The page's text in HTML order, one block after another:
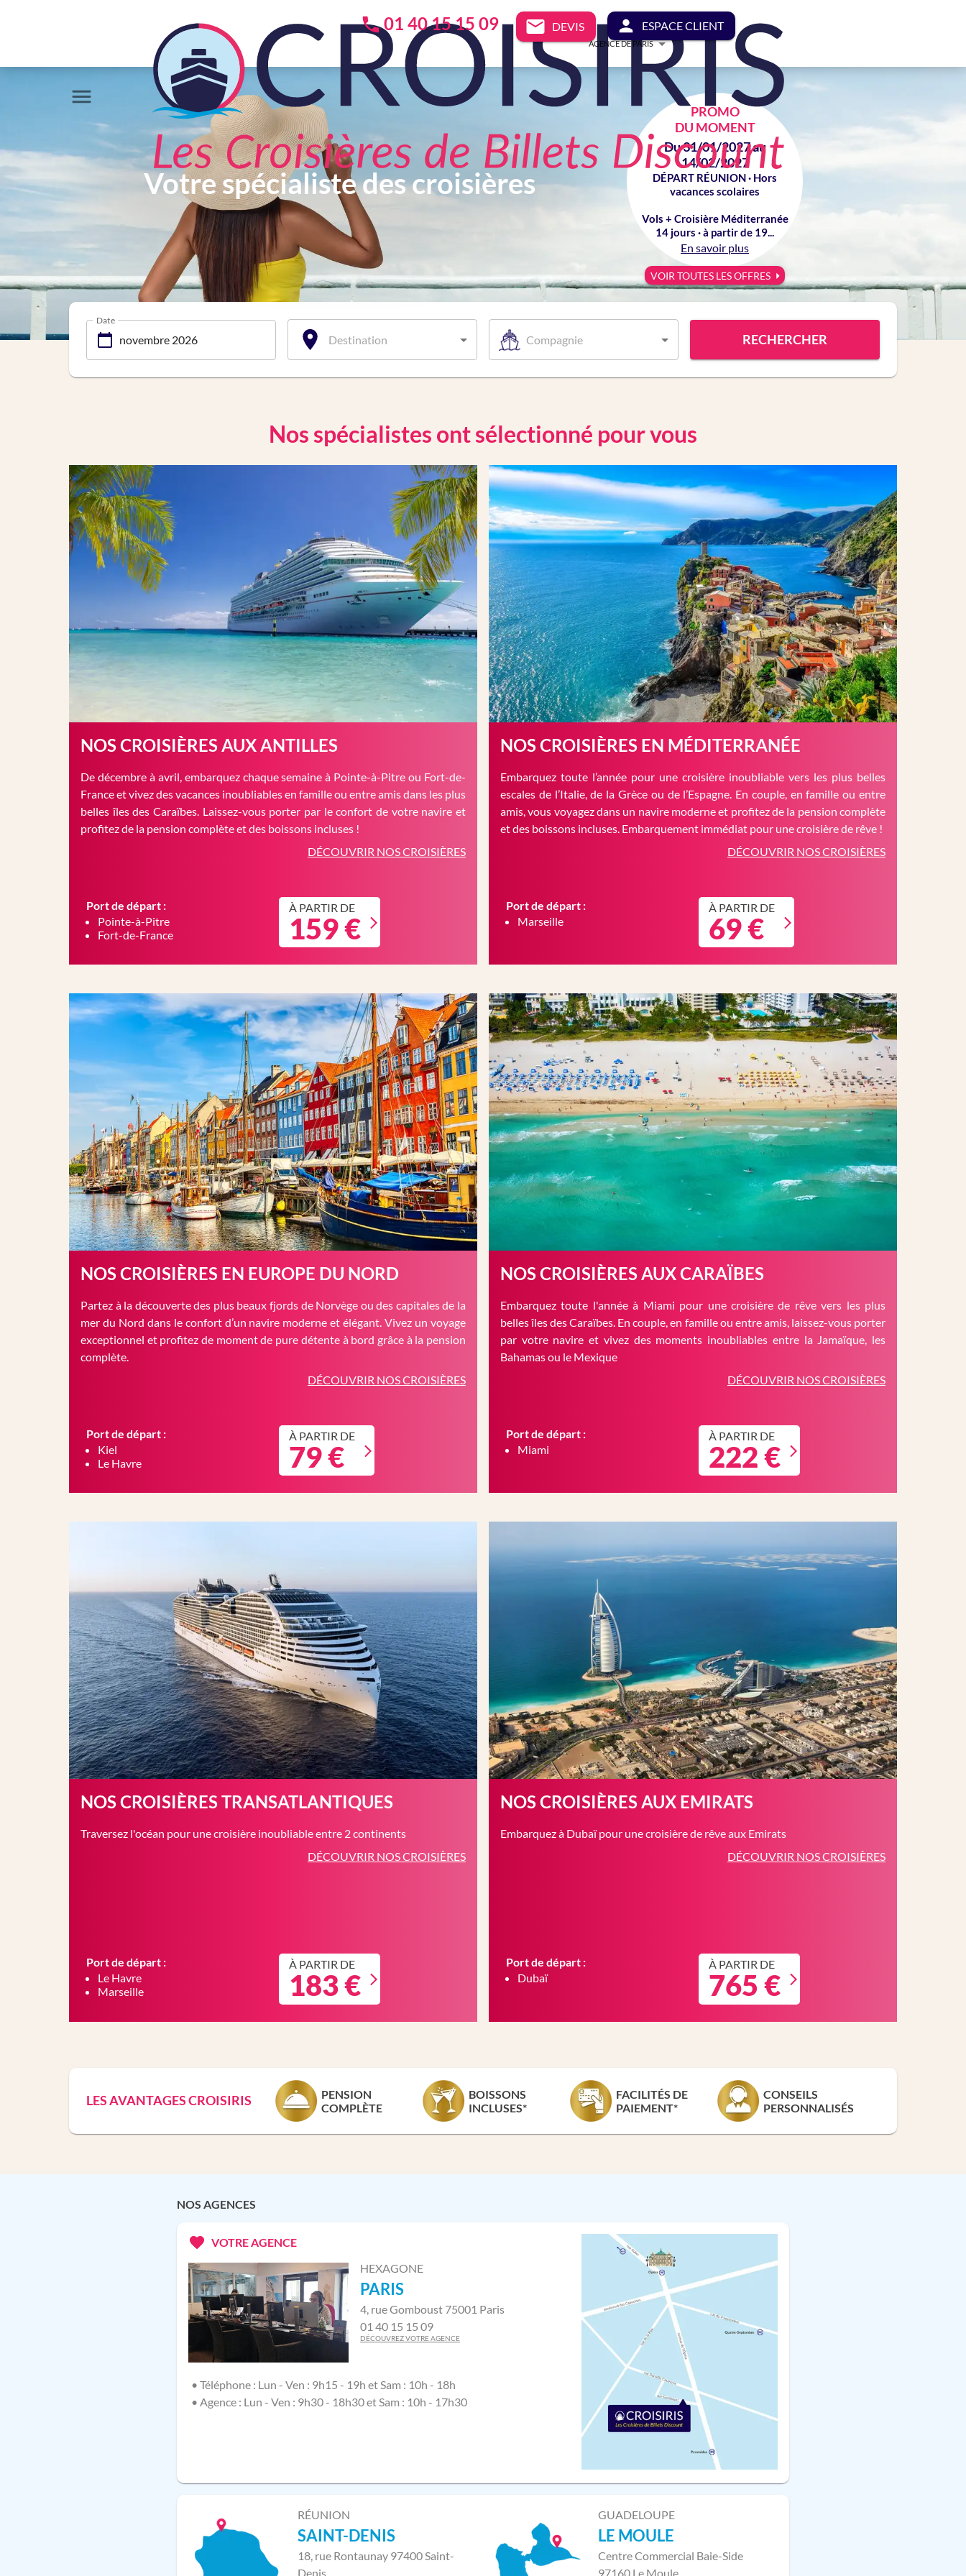
01 40 15 15 09 DEVIS ESPACE CLIENT
AGENCE DE PARIS
Votre spécialiste des croisières
PROMO
DU MOMENT
Du 31/01/2027 au
14/02/2027
DÉPART RÉUNION · Hors
vacances scolaires
Vols + Croisière Méditerranée
14 jours · à partir de 19...
En savoir plus
VOIR TOUTES LES OFFRES
Date
Destination Compagnie RECHERCHER
Nos spécialistes ont sélectionné pour vous
NOS CROISIÈRES AUX ANTILLES
De décembre à avril, embarquez chaque semaine à Pointe-à-Pitre ou Fort-de-
France et vivez des vacances inoubliables en famille ou entre amis dans les plus
belles îles des Caraïbes. Laissez-vous porter par le confort de votre navire et
profitez de la pension complète et des boissons incluses !
DÉCOUVRIR NOS CROISIÈRES
Port de départ :
Pointe-à-Pitre
Fort-de-France
À PARTIR DE
159 €
NOS CROISIÈRES EN MÉDITERRANÉE
Embarquez toute l’année pour une croisière inoubliable vers les plus belles
escales de l’Italie, de la Grèce ou de l’Espagne. En couple, en famille ou entre
amis, vous voyagez dans un navire moderne et profitez de la pension complète
et des boissons incluses. Embarquement immédiat pour une croisière de rêve !
DÉCOUVRIR NOS CROISIÈRES
Port de départ :
Marseille
À PARTIR DE
69 €
NOS CROISIÈRES EN EUROPE DU NORD
Partez à la découverte des plus beaux fjords de Norvège ou des capitales de la
mer du Nord dans le confort d’un navire moderne et élégant. Vivez un voyage
exceptionnel et profitez de moment de pure détente à bord grâce à la pension
complète.
DÉCOUVRIR NOS CROISIÈRES
Port de départ :
Kiel
Le Havre
À PARTIR DE
79 €
NOS CROISIÈRES AUX CARAÏBES
Embarquez toute l'année à Miami pour une croisière de rêve vers les plus
belles îles des Caraïbes. En couple, en famille ou entre amis, laissez-vous porter
par votre navire et vivez des moments inoubliables entre la Jamaïque, les
Bahamas ou le Mexique
DÉCOUVRIR NOS CROISIÈRES
Port de départ :
Miami
À PARTIR DE
222 €
NOS CROISIÈRES TRANSATLANTIQUES
Traversez l'océan pour une croisière inoubliable entre 2 continents
DÉCOUVRIR NOS CROISIÈRES
Port de départ :
Le Havre
Marseille
À PARTIR DE
183 €
NOS CROISIÈRES AUX EMIRATS
Embarquez à Dubaï pour une croisière de rêve aux Emirats
DÉCOUVRIR NOS CROISIÈRES
Port de départ :
Dubaï
À PARTIR DE
765 €
LES AVANTAGES CROISIRIS
PENSION
COMPLÈTE
BOISSONS
INCLUSES*
FACILITÉS DE
PAIEMENT*
CONSEILS
PERSONNALISÉS
NOS AGENCES
VOTRE AGENCE
HEXAGONE
PARIS
4, rue Gomboust 75001 Paris
01 40 15 15 09
DÉCOUVREZ VOTRE AGENCE
• Téléphone : Lun - Ven : 9h15 - 19h et Sam : 10h - 18h
• Agence : Lun - Ven : 9h30 - 18h30 et Sam : 10h - 17h30
RÉUNION
SAINT-DENIS
18, rue Rontaunay 97400 Saint-
Denis
GUADELOUPE
LE MOULE
Centre Commercial Baie-Side
97160 Le Moule